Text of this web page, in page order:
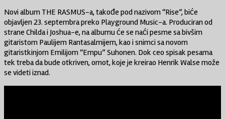
Novi album THE RASMUS-a, takođe pod nazivom “Rise”, biće
objavljen 23. septembra preko Playground Music-a. Produciran od
strane Childa i Joshua-e, na albumu će se naći pesme sa bivšim
gitaristom Paulijem Rantasalmijem, kao i snimci sa novom
gitaristkinjom Emilijom “Empu” Suhonen. Dok ceo spisak pesama
tek treba da bude otkriven, omot, koje je kreirao Henrik Walse može
se videti iznad.